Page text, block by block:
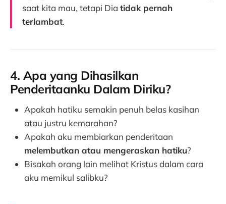
saat kita mau, tetapi Dia tidak pernah
terlambat.
4. Apa yang Dihasilkan
Penderitaanku Dalam Diriku?
Apakah hatiku semakin penuh belas kasihan
atau justru kemarahan?
Apakah aku membiarkan penderitaan
melembutkan atau mengeraskan hatiku?
Bisakah orang lain melihat Kristus dalam cara
aku memikul salibku?